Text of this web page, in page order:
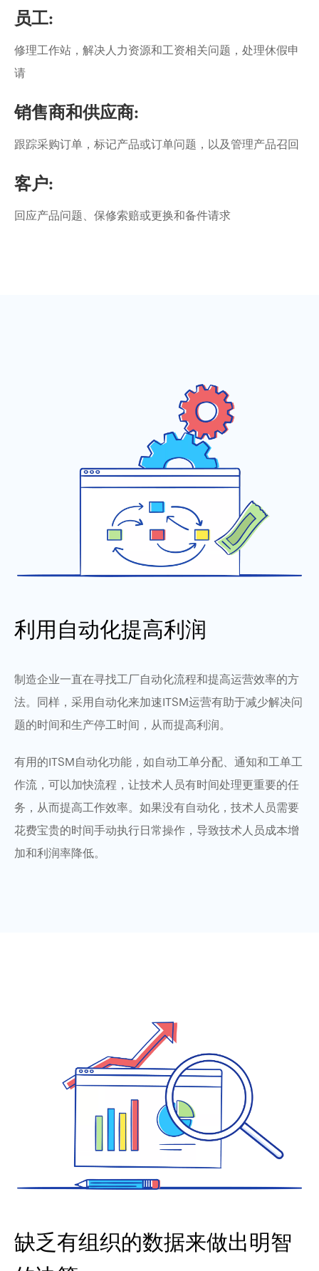
员工:
修理工作站，解决人力资源和工资相关问题，处理休假申
请
销售商和供应商:
跟踪采购订单，标记产品或订单问题，以及管理产品召回
客户:
回应产品问题、保修索赔或更换和备件请求
利用自动化提高利润
制造企业一直在寻找工厂自动化流程和提高运营效率的方
法。同样，采用自动化来加速ITSM运营有助于减少解决问
题的时间和生产停工时间，从而提高利润。
有用的ITSM自动化功能，如自动工单分配、通知和工单工
作流，可以加快流程，让技术人员有时间处理更重要的任
务，从而提高工作效率。如果没有自动化，技术人员需要
花费宝贵的时间手动执行日常操作，导致技术人员成本增
加和利润率降低。
缺乏有组织的数据来做出明智